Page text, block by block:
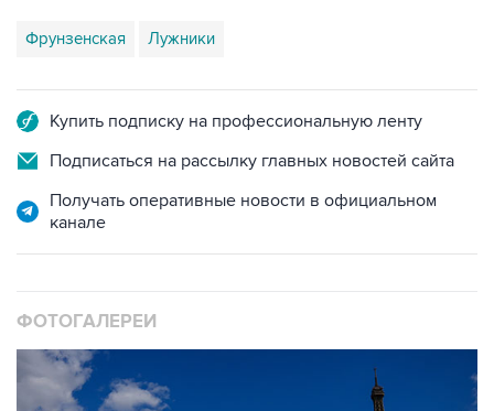
Фрунзенская Лужники
Купить подписку на профессиональную ленту
Подписаться на рассылку главных новостей сайта
Получать оперативные новости в официальном
канале
ФОТОГАЛЕРЕИ